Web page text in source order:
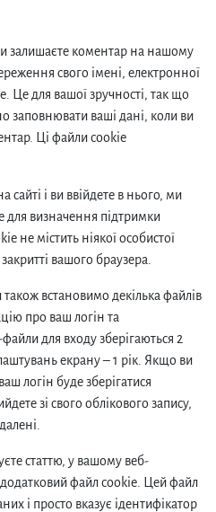
залишаєте коментар на нашому
свого імені, електронної
Це для вашої зручності, так що
заповнювати ваші дані, коли ви
Ці файли cookie
сайті і ви ввійдете в нього, ми
для визначення підтримки
не містить ніякої особистої
вашого браузера.
також встановимо декілька файлів
про ваш логін та
для входу зберігаються 2
екрану – 1 рік. Якщо ви
логін буде зберігатися
зі свого облікового запису,
статтю, у вашому веб-
файл cookie. Цей файл
і просто вказує ідентифікатор